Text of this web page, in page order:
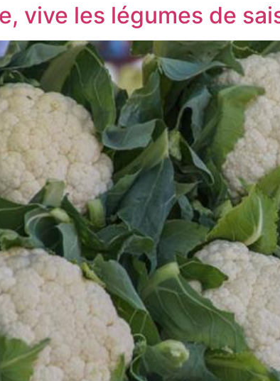
vive les légumes de